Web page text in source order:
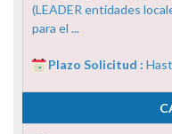
(LEADER entidades
para el ...
Plazo Solicitud :